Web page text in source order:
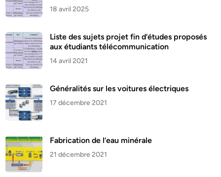
18 avril 2025
Liste des sujets projet fin d’études proposés
aux étudiants télécommunication
14 avril 2021
Généralités sur les voitures électriques
17 décembre 2021
Fabrication de l’eau minérale
21 décembre 2021